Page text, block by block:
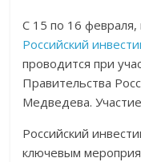
С 15 по 16
Российский
проводится при
Правительства
Медведева.
Российский
ключевым